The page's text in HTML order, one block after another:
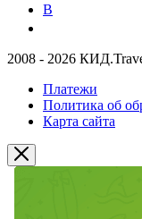
В
2008 - 2026
Платежи
Политика об
Карта сайта